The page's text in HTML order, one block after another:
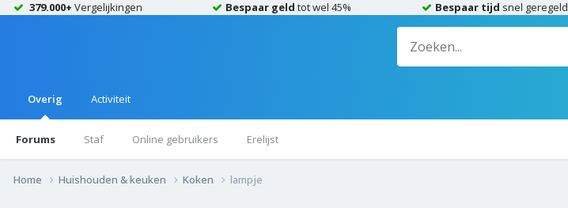
379.000+ Vergelijkingen Bespaar geld tot wel 45% Bespaar tijd snel geregeld
Overig
Forums Staf Online gebruikers Erelijst
Activiteit
Home Huishouden & keuken Koken lampje